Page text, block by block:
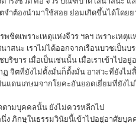
ำต้องนำมาใช้สอย ย่อมเกิดขึ้นได้โดยย
พชิตเพราะเหตุแห่งจีวร ฯลฯ เพราะเห
นาสนะ เราไม่ได้ออกจากเรือนบวชเป็นบ
ริขาร เมื่อเป็นเช่นนั้น เมื่อเราเข้าไปอ
จิตที่ยังไม่ตั้งมั่นก็ตั้งมั่น อาสวะที่ยังไม่
แดนเกษมจากโยคะอันยอดเยี่ยมที่ยังไ
ตามบุคคลนั้น ยังไม่ควรหลีกไป
ภิกษุในธรรมวินัยนี้เข้าไปอยู่อาศัยบุค